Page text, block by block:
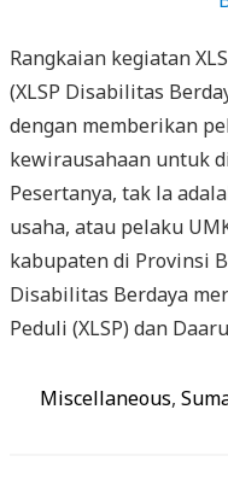
Rangkaian kegiatan
(XLSP Disabilitas
dengan memberikan
kewirausahaan untuk
Pesertanya, tak la
usaha, atau pelaku
kabupaten di Provinsi
Disabilitas Berdaya
Peduli (XLSP) dan
Categories
Miscellaneous,